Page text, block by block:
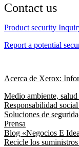
Contact us
Product security
Report a potential
Acerca de Xerox:
Medio ambiente,
Responsabilidad
Soluciones de
Prensa
Blog «Negocios E
Recicle los